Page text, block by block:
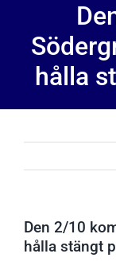
hålla
Den 2/10
hålla stängt